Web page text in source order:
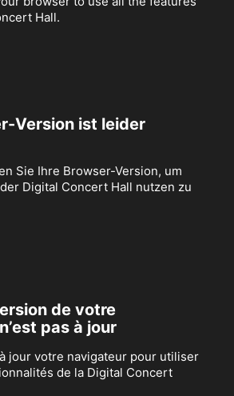
Hall.
Version ist leider
Sie Ihre Browser-Version, um
Digital Concert Hall nutzen zu
de votre
pas à jour
jour votre navigateur pour utiliser
de la Digital Concert